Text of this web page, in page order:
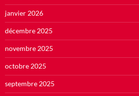
janvier 2026
décembre 2025
novembre 2025
octobre 2025
septembre 2025